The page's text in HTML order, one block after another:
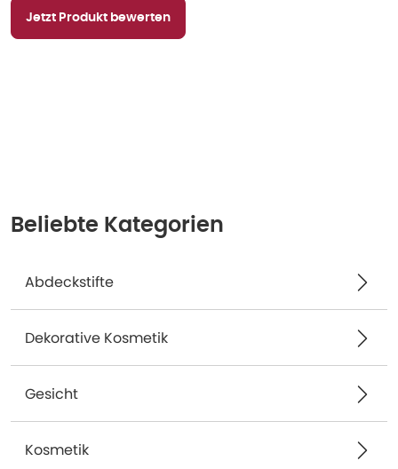
Jetzt Produkt bewerten
Beliebte Kategorien
Abdeckstifte
Dekorative Kosmetik
Gesicht
Kosmetik